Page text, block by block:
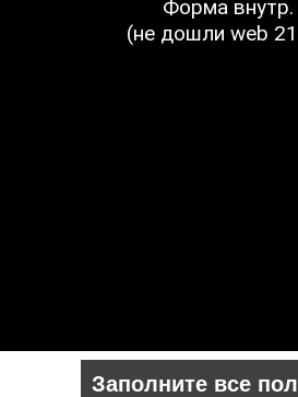
Форма
(не дошли web
Заполните все